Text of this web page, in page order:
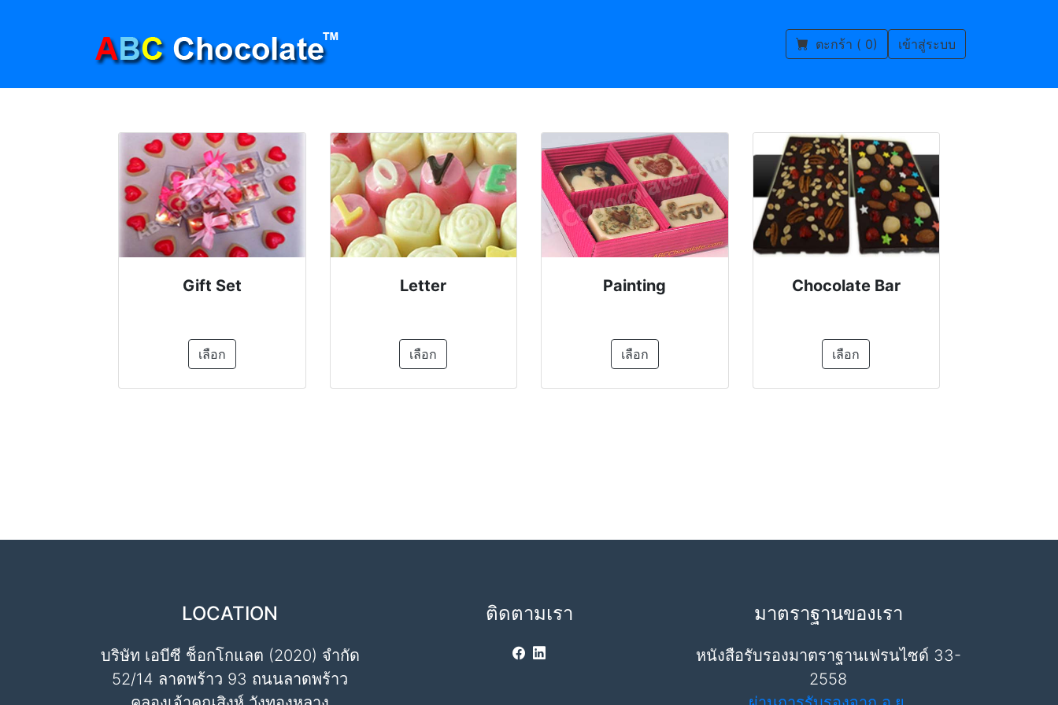
ตะกร้า ( 0) เข้าสู่ระบบ
Gift Set
เลือก
Letter
เลือก
Painting
เลือก
Chocolate Bar
เลือก
LOCATION
บริษัท เอบีซี ช็อกโกแลต (2020) จำกัด
52/14 ลาดพร้าว 93 ถนนลาดพร้าว
ติดตามเรา มาตราฐานของเรา
หนังสือรับรองมาตราฐานเฟรนไซด์ 33-
2558